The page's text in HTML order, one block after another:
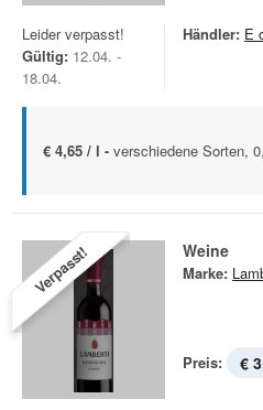
Leider verpasst!
Gültig: 12.04. -
18.04.
Händler: E
€ 4,65 / l - verschiedene Sorten,
Verpasst! Weine
Marke:
Preis: €